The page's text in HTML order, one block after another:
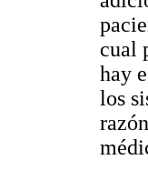
cual
hay
los